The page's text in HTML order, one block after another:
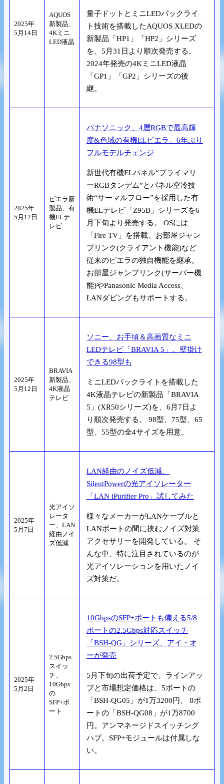
2025年
5月14日
AQUOS
新製品、
4Kミニ
LED液晶
量子ドットとミニLEDバックライ
ト技術を搭載したAQUOS XLEDの
新製品「HP1」「HP2」シリーズ
を、5月31日より順次発売する。
2024年発売の4KミニLED液晶
「GP1」「GP2」シリーズの後
継。
2025年
5月12日
ビエラ新
製品、有
機ELテ
レビ
パナソニック、4層RGBで最高輝
度&色域の有機ELビエラ。6年ぶり
フルモデルチェンジ
新世代有機ELパネル“プライマリ
ーRGBタンデム”とパネル空冷技
術“サーマルフロー”を採用した有
機ELテレビ「Z95B」シリーズを6
月下旬より発売する。 OSには
「Fire TV」を搭載、お部屋ジャン
プリンク(クライアント機能)など
従来のビエラの独自機能を継承。
お部屋ジャンプリンク(サーバー機
能)やPanasonic Media Access、
LANダビングもサポートする。
2025年
5月12日
BRAVIA
新製品、
4K液晶
テレビ
ソニー、お手頃＆高画質なミニ
LEDテレビ「BRAVIA 5」。壁掛け
できる98型も
ミニLEDバックライトを搭載した
4K液晶テレビの新製品「BRAVIA
5」(XR50シリーズ)を、6月7日よ
り順次発売する。 98型、75型、65
型、55型の全4サイズを用意。
2025年
5月7日
光アイソ
レータ
ー、LAN
経由ノイ
ズ低減
LAN経由のノイズ低減、
SilentPowerの光アイソレーター
「LAN iPurifier Pro」試してみた
様々なメーカーがLANケーブルと
LANポートの間に挟むノイズ対策
アクセサリーを開発している。 そ
んな中、特に注目されているのが
光アイソレーションを用いたノイ
ズ対策だ。
2025年
5月2日
2.5Gbps
スイッ
チ、
10Gbps
の
SFP+ポ
ート
10GbpsのSFP+ポートも備える5/8
ポートの2.5Gbps対応スイッチ
「BSH-QG」シリーズ、アイ・オ
ーが発売
5月下旬の出荷予定で、ラインアッ
プと市場想定価格は、5ポートの
「BSH-QG05」が1万3200円、 8ポ
ートの「BSH-QG08」が1万8700
円。アンマネージドスイッチング
ハブ。SFP+モジュールは付属しな
い。